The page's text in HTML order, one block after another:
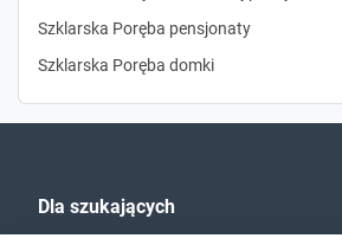
Szklarska Poręba pensjonaty
Szklarska Poręba domki
Dla szukających